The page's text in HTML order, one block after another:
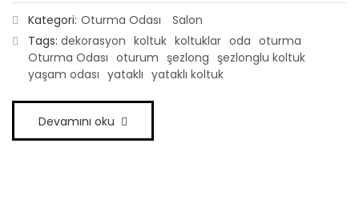
Kategori: Oturma Odası
Salon
Tags: dekorasyon koltuk koltuklar oda oturma
Oturma Odası oturum şezlong şezlonglu koltuk
yaşam odası yataklı yataklı koltuk
Devamını oku